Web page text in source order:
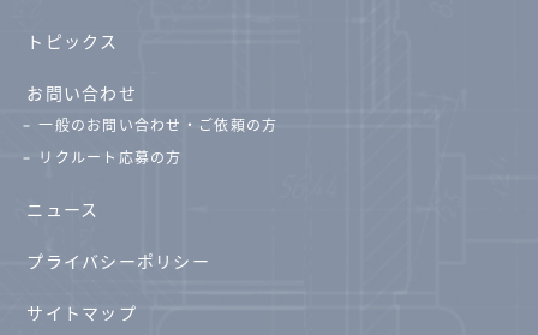
トピックス
お問い合わせ
一般のお問い合わせ・ご依頼の方
リクルート応募の方
ニュース
プライバシーポリシー
サイトマップ